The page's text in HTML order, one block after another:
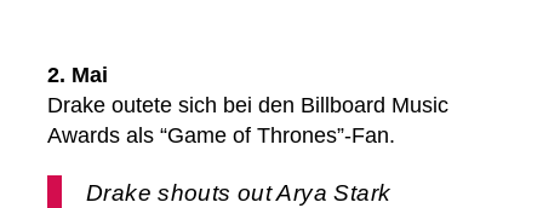
2. Mai
Drake outete sich bei den Billboard Music
Awards als “Game of Thrones”-Fan.
Drake shouts out Arya Stark